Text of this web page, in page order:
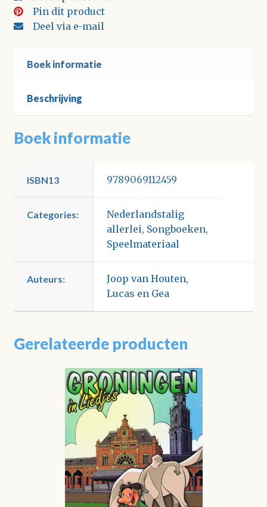
Pin dit product
Deel via e-mail
Boek informatie
Beschrijving
Boek informatie
ISBN13 9789069112459
Categories:
Nederlandstalig
allerlei, Songboeken,
Speelmateriaal
Auteurs: Joop van Houten,
Lucas en Gea
Gerelateerde producten